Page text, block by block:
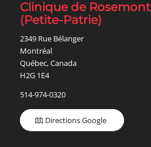
Clinique de Rosemont
(Petite-Patrie)
2349 Rue Bélanger
Montréal
Québec, Canada
H2G 1E4
514-974-0320
Directions Google